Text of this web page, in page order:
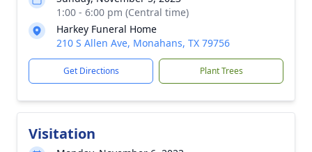
1:00 - 6:00 pm (Central time)
Harkey Funeral Home
210 S Allen Ave, Monahans, TX 79756
Get Directions Plant Trees
Visitation